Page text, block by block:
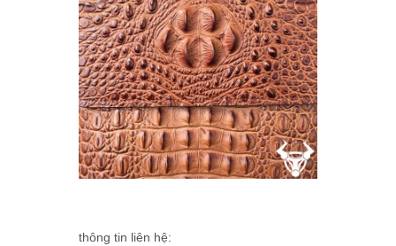
thông tin liên hệ: